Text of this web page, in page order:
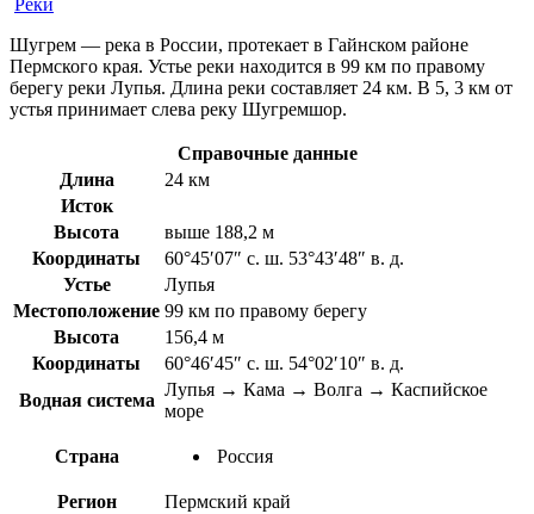
Шугрем — река в России, протекает в Гайнском районе
Пермского края. Устье реки находится в 99 км по правому
берегу реки Лупья. Длина реки составляет 24 км. В 5, 3 км от
устья принимает слева реку Шугремшор.
Справочные данные
Длина
24 км
Исток
Высота
выше 188,2 м
Координаты
60°45′07″ с. ш. 53°43′48″ в. д.
Устье
Лупья
Местоположение 99 км по правому берегу
Высота
156,4 м
Координаты
60°46′45″ с. ш. 54°02′10″ в. д.
Водная система
Лупья → Кама → Волга → Каспийское
море
Страна Россия
Регион
Пермский край